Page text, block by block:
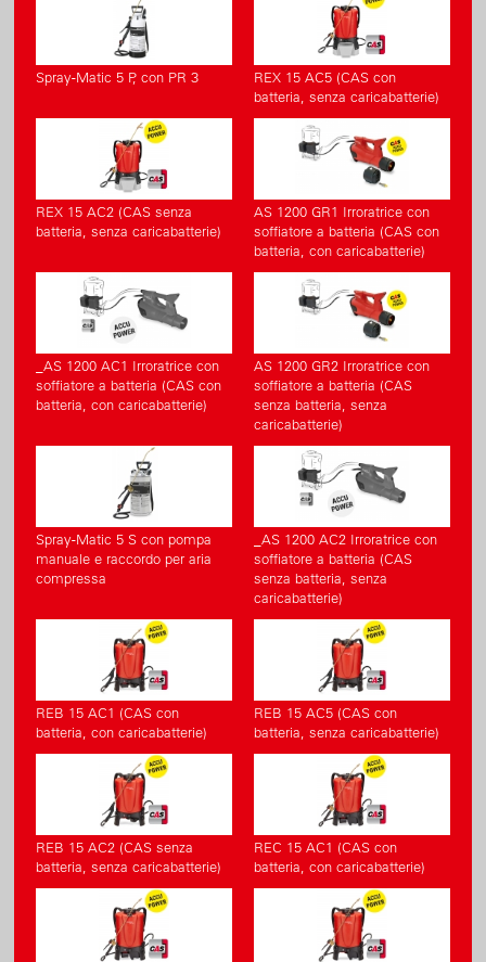
Spray-Matic 5 P, con PR 3
REX 15 AC5 (CAS con
batteria, senza caricabatterie)
REX 15 AC2 (CAS senza
batteria, senza caricabatterie)
AS 1200 GR1 Irroratrice con
soffiatore a batteria (CAS con
batteria, con caricabatterie)
_AS 1200 AC1 Irroratrice con
soffiatore a batteria (CAS con
batteria, con caricabatterie)
AS 1200 GR2 Irroratrice con
soffiatore a batteria (CAS
senza batteria, senza
caricabatterie)
Spray-Matic 5 S con pompa
manuale e raccordo per aria
compressa
_AS 1200 AC2 Irroratrice con
soffiatore a batteria (CAS
senza batteria, senza
caricabatterie)
REB 15 AC1 (CAS con
batteria, con caricabatterie)
REB 15 AC5 (CAS con
batteria, senza caricabatterie)
REB 15 AC2 (CAS senza
batteria, senza caricabatterie)
REC 15 AC1 (CAS con
batteria, con caricabatterie)